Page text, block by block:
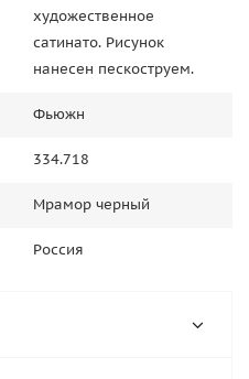
художественное
сатинато. Рисунок
нанесен пескоструем.
Фьюжн
334.718
Мрамор черный
Россия